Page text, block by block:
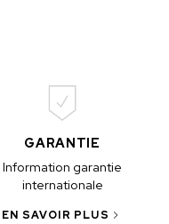
GARANTIE
Information garantie
internationale
EN SAVOIR PLUS